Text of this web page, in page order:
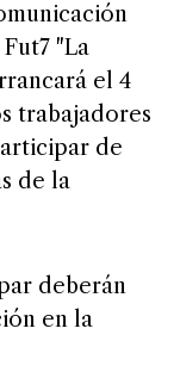
"La
el 4
trabajadores
de
de la
deberán
en la